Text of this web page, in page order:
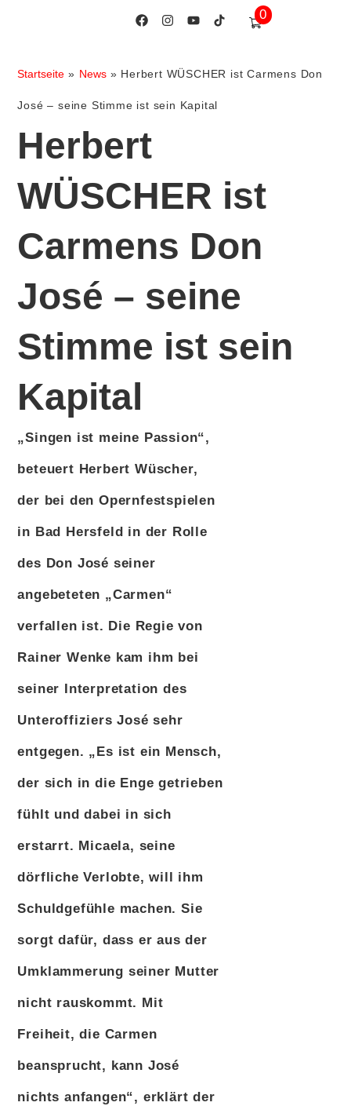
0
Startseite » News» Herbert WÜSCHER ist Carmens Don
José – seine Stimme ist sein Kapital
Herbert
WÜSCHER ist
Carmens Don
José – seine
Stimme ist sein
Kapital
„Singen ist meine Passion“,
beteuert Herbert Wüscher,
der bei den Opernfestspielen
in Bad Hersfeld in der Rolle
des Don José seiner
angebeteten „Carmen“
verfallen ist. Die Regie von
Rainer Wenke kam ihm bei
seiner Interpretation des
Unteroffiziers José sehr
entgegen. „Es ist ein Mensch,
der sich in die Enge getrieben
fühlt und dabei in sich
erstarrt. Micaela, seine
dörfliche Verlobte, will ihm
Schuldgefühle machen. Sie
sorgt dafür, dass er aus der
Umklammerung seiner Mutter
nicht rauskommt. Mit
Freiheit, die Carmen
beansprucht, kann José
nichts anfangen“, erklärt der